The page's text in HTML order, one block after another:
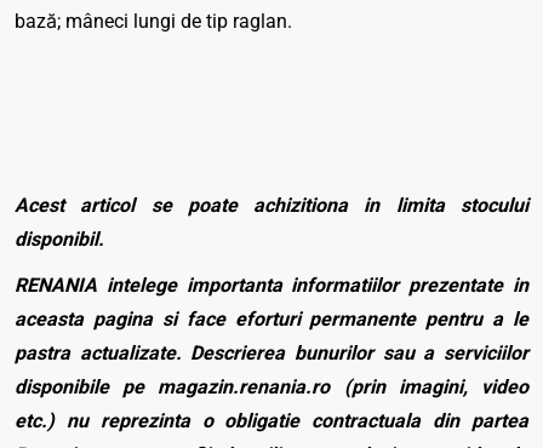
bază; mâneci lungi de tip raglan.
Acest articol se poate achizitiona in limita stocului
disponibil.
RENANIA intelege importanta informatiilor prezentate in
aceasta pagina si face eforturi permanente pentru a le
pastra actualizate. Descrierea bunurilor sau a serviciilor
disponibile pe magazin.renania.ro (prin imagini, video
etc.) nu reprezinta o obligatie contractuala din partea